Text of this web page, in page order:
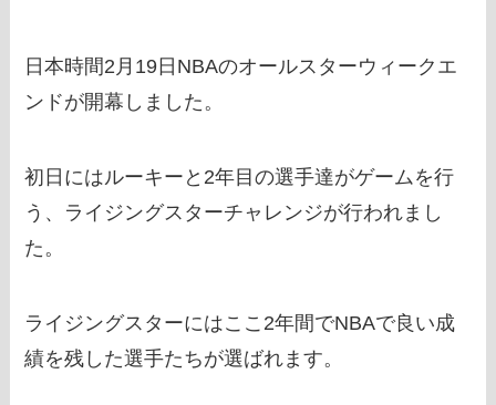
日本時間2月19日NBAのオールスターウィークエ
ンドが開幕しました。
初日にはルーキーと2年目の選手達がゲームを行
う、ライジングスターチャレンジが行われまし
た。
ライジングスターにはここ2年間でNBAで良い成
績を残した選手たちが選ばれます。